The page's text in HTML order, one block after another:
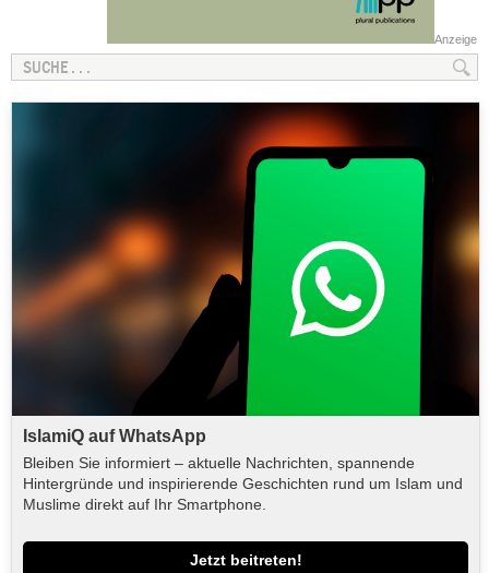
Anzeige
IslamiQ auf WhatsApp
Bleiben Sie informiert – aktuelle Nachrichten, spannende
Hintergründe und inspirierende Geschichten rund um Islam und
Muslime direkt auf Ihr Smartphone.
Jetzt beitreten!